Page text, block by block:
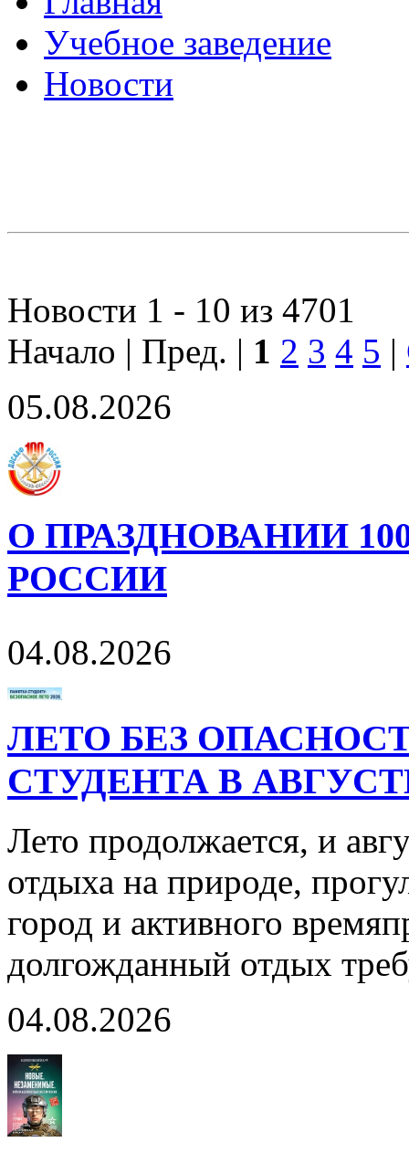
Учебное заведение
Новости
Новости 1 - 10 из 4701
Начало | Пред. | 1 2 3 4 5 |
05.08.2026
О ПРАЗДНОВАНИИ
РОССИИ
04.08.2026
ЛЕТО БЕЗ
СТУДЕНТА В
Лето продолжается, и
отдыха на природе,
город и активного
долгожданный отдых
04.08.2026